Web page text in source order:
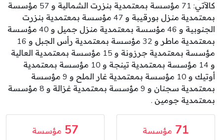
كالآتي: 71 مؤسسة بمعتمدية بنزرت الشمالية و 57 مؤسسة
بمعتمدية منزل بورقيبة و 47 مؤسسة بمعتمدية بنزرت
الجنوبية و 46 مؤسسة بمعتمدية منزل جميل و 40 مؤسسة
بمعتمدية ماطر و 32 مؤسسة بمعتمدية رأس الجبل و 16
مؤسسة بمعتمدية جرزونة و 15 مؤسسة بمعتمدية العالية
و 14 مؤسسة بمعتمدية تينجة و 10 مؤسسة بمعتمدية
أوتيك و 10 مؤسسة بمعتمدية غار الملح و 9 مؤسسة
بمعتمدية سجنان و 9 مؤسسة بمعتمدية غزالة و 8 مؤسسة
بمعتمدية جومين .
71 مؤسسة 57 مؤسسة